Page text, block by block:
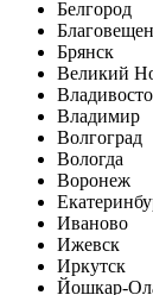
Белгород
Брянск
Великий
Владимир
Волгоград
Вологда
Воронеж
Иваново
Ижевск
Иркутск
Йошкар-